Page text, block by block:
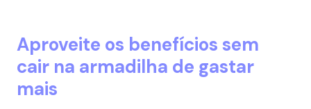
Aproveite os benefícios sem
cair na armadilha de gastar
mais